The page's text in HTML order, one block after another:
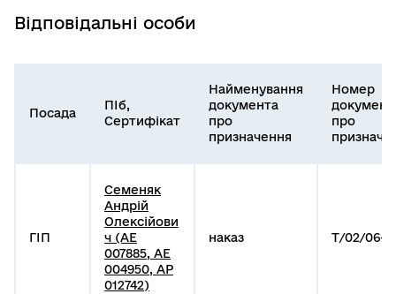
Відповідальні особи
Посада
ПІб,
Сертифікат
Найменування
документа
про
призначення
Номер
про
ГІП
Семеняк
Андрій
Олексійови
ч (АЕ
007885, АЕ
004950, АР
012742)
наказ Т/02/06-